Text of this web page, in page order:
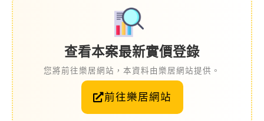
查看本案最新實價登錄
您將前往樂居網站，本資料由樂居網站提供。
前往樂居網站